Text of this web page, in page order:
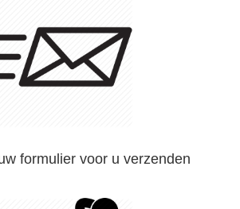
formulier voor u verzenden